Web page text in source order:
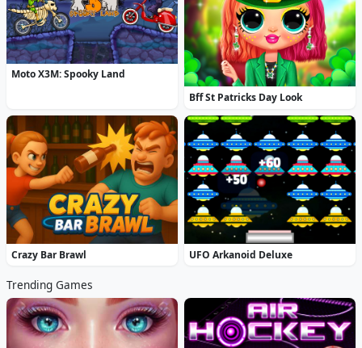
Moto X3M: Spooky Land
Bff St Patricks Day Look
Crazy Bar Brawl UFO Arkanoid Deluxe
Trending Games